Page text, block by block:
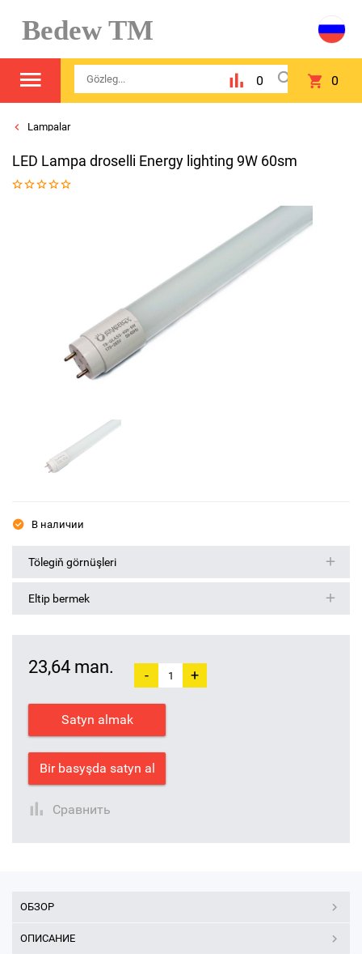
Bedew TM
0 0
Lampalar
LED Lampa droselli Energy lighting 9W 60sm
В наличии
Tölegiň görnüşleri
Eltip bermek
23,64 man. - +
Satyn almak
Bir basyşda satyn al
Сравнить
ОБЗОР
ОПИСАНИЕ